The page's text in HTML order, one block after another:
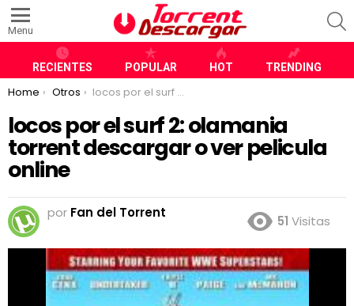
Menu
RECIENTES POPULAR HOT TRENDING
You are here:
Home Otros locos por el surf 2: olamania torrent descargar o ver pelicula online
locos por el surf 2: olamania
torrent descargar o ver pelicula
online
por Fan del Torrent
51 Visitas